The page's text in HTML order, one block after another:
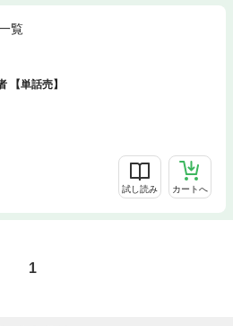
覧
【単話売】
試し読み カートへ
1